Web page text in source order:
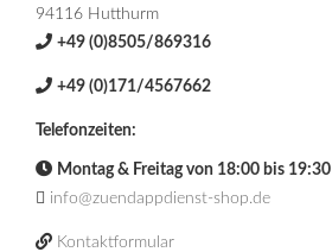
94116 Hutthurm
+49 (0)8505/869316
+49 (0)171/4567662
Telefonzeiten:
Montag & Freitag von 18:00 bis 19:30
info@zuendappdienst-shop.de
Kontaktformular